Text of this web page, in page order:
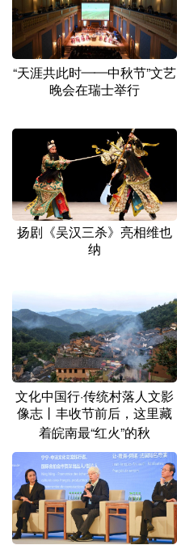
“天涯共此时——中秋节”文艺
晚会在瑞士举行
扬剧《吴汉三杀》亮相维也
纳
文化中国行·传统村落人文影
像志丨丰收节前后，这里藏
着皖南最“红火”的秋